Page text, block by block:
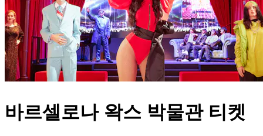
바르셀로나 왁스 박물관 티켓